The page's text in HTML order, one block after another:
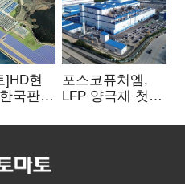
]HD현
국판
선택이
포스코퓨처엠,
LFP 양극재 첫
ESS 시장 공략